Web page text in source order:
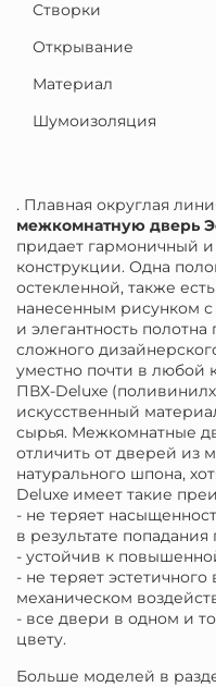
Створки
Открывание
Материал
Шумоизоляция
. Плавная округлая
межкомнатную дверь
придает гармоничный
конструкции. Одна
остекленной, также
нанесенным рисунком
и элегантность
сложного
уместно почти в любой
ПВХ-Deluxe
искусственный
сырья. Межкомнатные
отличить от дверей из
натурального шпона,
Deluxe имеет такие
- не теряет
в результате
- устойчив к
- не теряет
механическом
- все двери в одном и
цвету.
Больше моделей в